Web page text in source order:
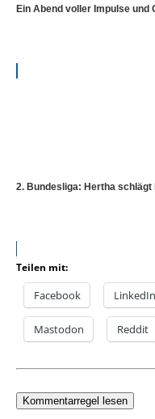
Ein Abend voller Impulse und
2. Bundesliga: Hertha
Teilen mit:
Facebook LinkedIn
Mastodon Reddit
Kommentarregel lesen